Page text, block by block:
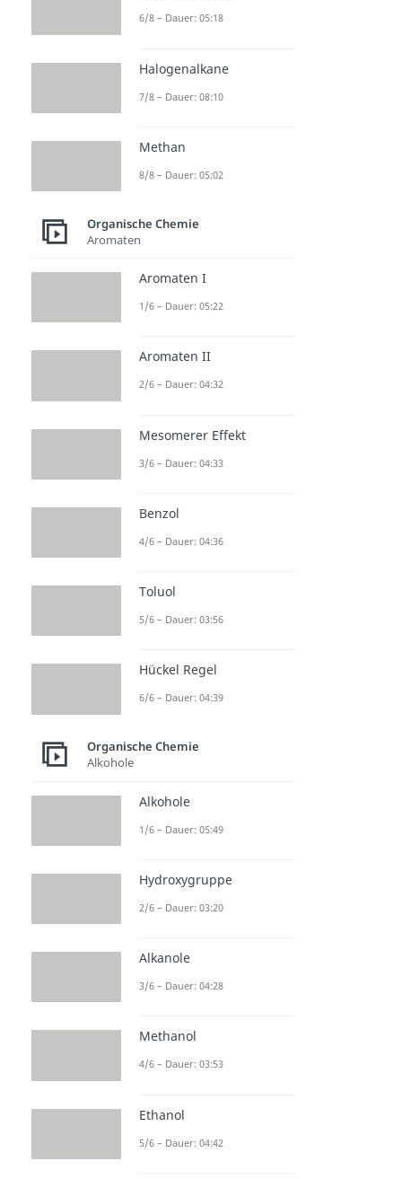
6/8 – Dauer: 05:18
Halogenalkane
7/8 – Dauer: 08:10
Methan
8/8 – Dauer: 05:02
Organische Chemie
Aromaten
Aromaten I
1/6 – Dauer: 05:22
Aromaten II
2/6 – Dauer: 04:32
Mesomerer Effekt
3/6 – Dauer: 04:33
Benzol
4/6 – Dauer: 04:36
Toluol
5/6 – Dauer: 03:56
Hückel Regel
6/6 – Dauer: 04:39
Organische Chemie
Alkohole
Alkohole
1/6 – Dauer: 05:49
Hydroxygruppe
2/6 – Dauer: 03:20
Alkanole
3/6 – Dauer: 04:28
Methanol
4/6 – Dauer: 03:53
Ethanol
5/6 – Dauer: 04:42